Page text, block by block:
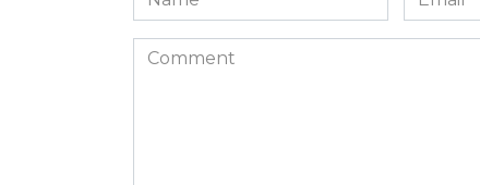
*
*
Comment